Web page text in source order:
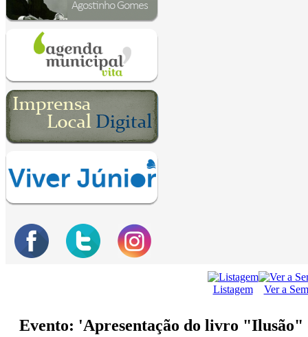
Listagem Ver a
Evento: 'Apresentação do livro "Ilusão"